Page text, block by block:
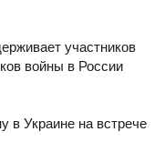
участников
войны в России
в Украине на встрече